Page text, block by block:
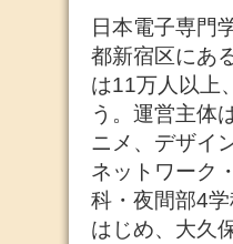
日本電子専門
都新宿区にあ
は11万人以上
う。運営主体
ニメ、デザイ
ネットワーク
科・夜間部4
はじめ、大久